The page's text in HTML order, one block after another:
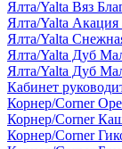
Ялта/Yalta Вяз
Ялта/Yalta Акация
Ялта/Yalta
Ялта/Yalta Дуб
Ялта/Yalta Дуб
Кабинет
Корнер/Corner
Корнер/Corner
Корнер/Corner